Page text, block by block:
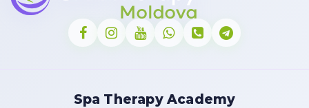
Spa Therapy Academy